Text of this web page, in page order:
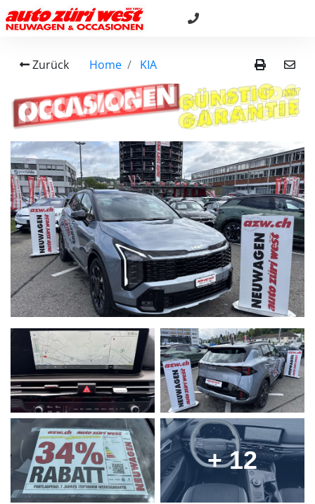
Zurück Home KIA
+ 12